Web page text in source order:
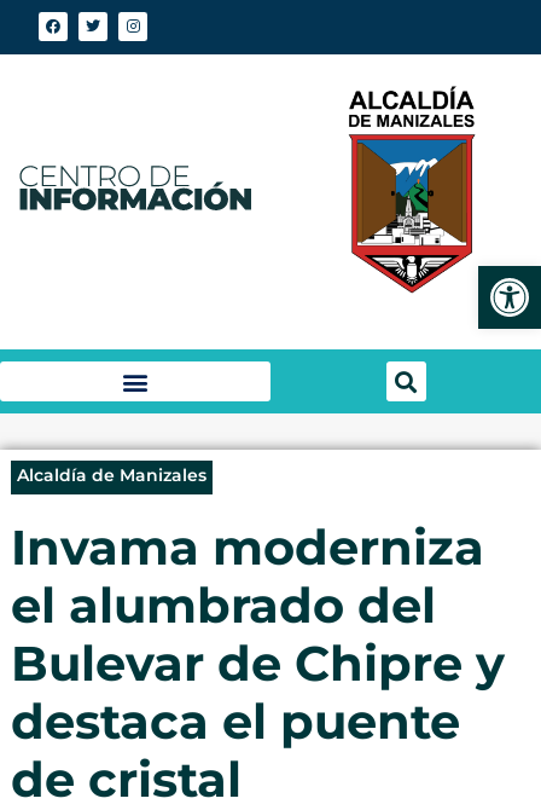
Alcaldía de Manizales
Invama moderniza
el alumbrado del
Bulevar de Chipre y
destaca el puente
de cristal